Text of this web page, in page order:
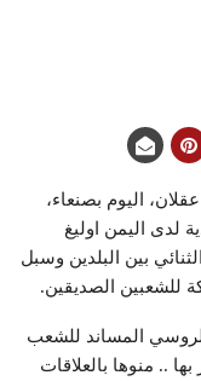
اليوم بصنعاء،
لدى اليمن اوليغ
بين البلدين وسبل
للشعبين الصديقين.
الروسي المساند للشعب
.. منوها بالعلاقات